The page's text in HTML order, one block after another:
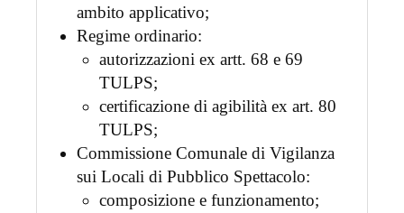
ambito applicativo;
Regime ordinario:
autorizzazioni ex artt. 68 e 69
TULPS;
certificazione di agibilità ex art. 80
TULPS;
Commissione Comunale di Vigilanza
sui Locali di Pubblico Spettacolo:
composizione e funzionamento;